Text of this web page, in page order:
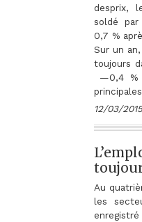
desprix,
soldé
0,7 %
Sur un
toujours
—0,4 %
12/03/2015
Au
les